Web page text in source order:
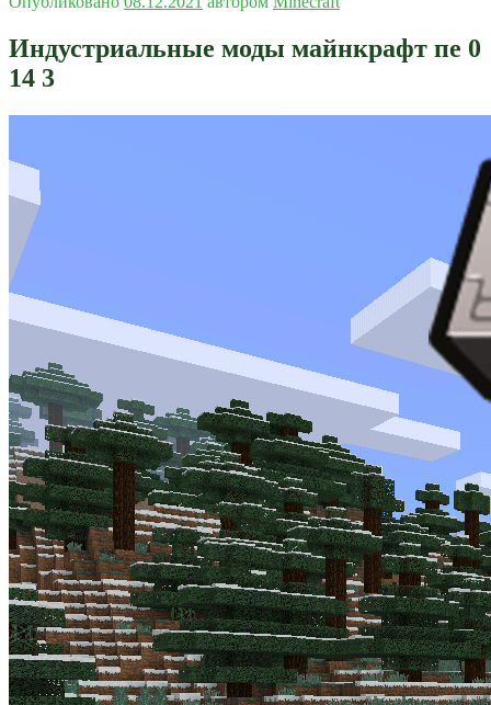
Индустриальные моды майнкрафт пе 0
14 3